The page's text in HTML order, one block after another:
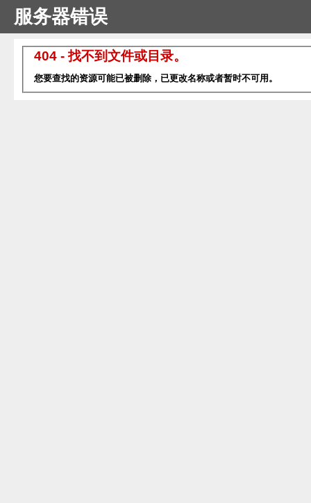
服务器错误
404 - 找不到文件或目录。
您要查找的资源可能已被删除，已更改名称或者暂时不可用。